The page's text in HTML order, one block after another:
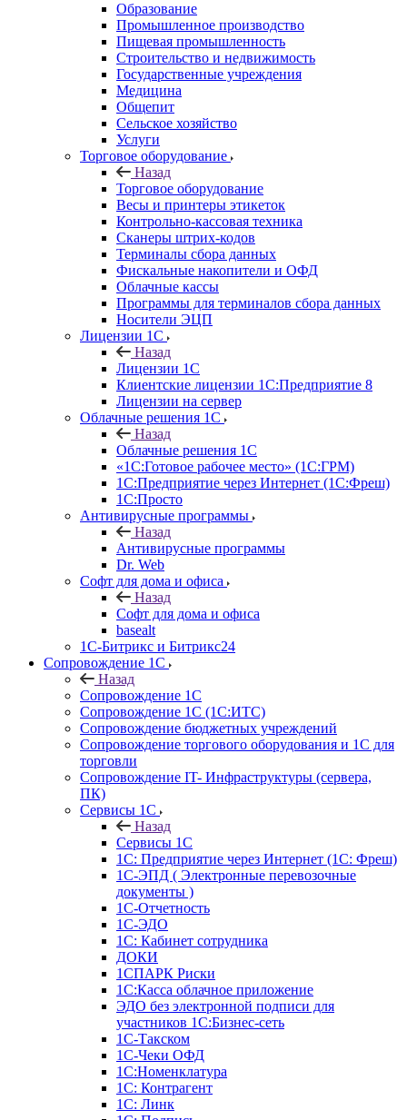
Образование
Промышленное производство
Пищевая промышленность
Строительство и недвижимость
Государственные учреждения
Медицина
Общепит
Сельское хозяйство
Услуги
Торговое оборудование
Назад
Торговое оборудование
Весы и принтеры этикеток
Контрольно-кассовая техника
Сканеры штрих-кодов
Терминалы сбора данных
Фискальные накопители и ОФД
Облачные кассы
Программы для терминалов сбора данных
Носители ЭЦП
Лицензии 1С
Назад
Лицензии 1С
Клиентские лицензии 1С:Предприятие 8
Лицензии на сервер
Облачные решения 1С
Назад
Облачные решения 1С
«1C:Готовое рабочее место» (1С:ГРМ)
1С:Предприятие через Интернет (1С:Фреш)
1С:Просто
Антивирусные программы
Назад
Антивирусные программы
Dr. Web
Софт для дома и офиса
Назад
Софт для дома и офиса
basealt
1С-Битрикс и Битрикс24
Сопровождение 1С
Назад
Сопровождение 1С
Сопровождение 1С (1С:ИТС)
Сопровождение бюджетных учреждений
Сопровождение торгового оборудования и 1С для
торговли
Сопровождение IT- Инфраструктуры (сервера,
ПК)
Сервисы 1С
Назад
Сервисы 1С
1С: Предприятие через Интернет (1С: Фреш)
1С-ЭПД ( Электронные перевозочные
документы )
1С-Отчетность
1С-ЭДО
1С: Кабинет сотрудника
ДОКИ
1СПАРК Риски
1С:Касса облачное приложение
ЭДО без электронной подписи для
участников 1С:Бизнес-сеть
1С-Такском
1С-Чеки ОФД
1С:Номенклатура
1С: Контрагент
1С: Линк